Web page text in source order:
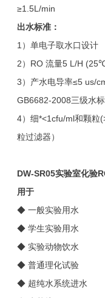
≥1.5L/min
出水标准：
1）单电子取水口设计
2）RO 流量5 L/H
3）产水电导率≤5 us/
GB6682-2008三级水标
4）细*<1cfu/ml和颗粒
粒过滤器）
DW-SR05实验室化验
用于
◆ 一般实验用水
◆ 学生实验用水
◆ 实验动物饮水
◆ 普通理化试验
◆ 超纯水系统进水